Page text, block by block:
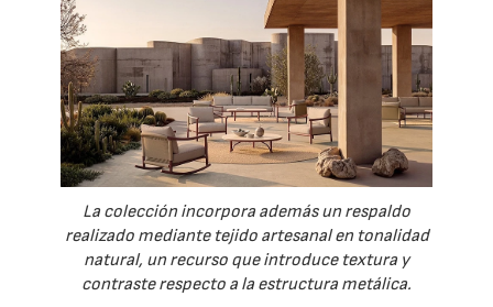
La colección incorpora además un respaldo
realizado mediante tejido artesanal en tonalidad
natural, un recurso que introduce textura y
contraste respecto a la estructura metálica.